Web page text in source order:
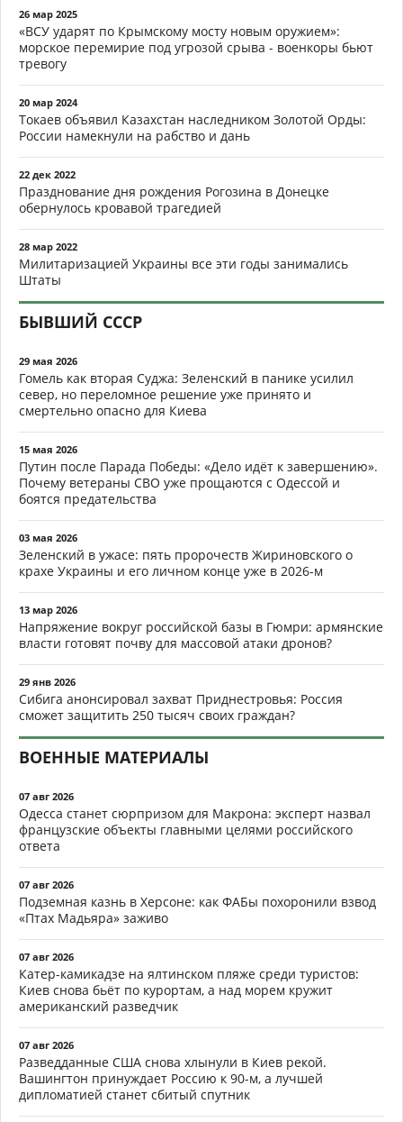
26 мар 2025
«ВСУ ударят по Крымскому мосту новым оружием»:
морское перемирие под угрозой срыва - военкоры бьют
тревогу
20 мар 2024
Токаев объявил Казахстан наследником Золотой Орды:
России намекнули на рабство и дань
22 дек 2022
Празднование дня рождения Рогозина в Донецке
обернулось кровавой трагедией
28 мар 2022
Милитаризацией Украины все эти годы занимались
Штаты
БЫВШИЙ СССР
29 мая 2026
Гомель как вторая Суджа: Зеленский в панике усилил
север, но переломное решение уже принято и
смертельно опасно для Киева
15 мая 2026
Путин после Парада Победы: «Дело идёт к завершению».
Почему ветераны СВО уже прощаются с Одессой и
боятся предательства
03 мая 2026
Зеленский в ужасе: пять пророчеств Жириновского о
крахе Украины и его личном конце уже в 2026-м
13 мар 2026
Напряжение вокруг российской базы в Гюмри: армянские
власти готовят почву для массовой атаки дронов?
29 янв 2026
Сибига анонсировал захват Приднестровья: Россия
сможет защитить 250 тысяч своих граждан?
ВОЕННЫЕ МАТЕРИАЛЫ
07 авг 2026
Одесса станет сюрпризом для Макрона: эксперт назвал
французские объекты главными целями российского
ответа
07 авг 2026
Подземная казнь в Херсоне: как ФАБы похоронили взвод
«Птах Мадьяра» заживо
07 авг 2026
Катер-камикадзе на ялтинском пляже среди туристов:
Киев снова бьёт по курортам, а над морем кружит
американский разведчик
07 авг 2026
Разведданные США снова хлынули в Киев рекой.
Вашингтон принуждает Россию к 90-м, а лучшей
дипломатией станет сбитый спутник